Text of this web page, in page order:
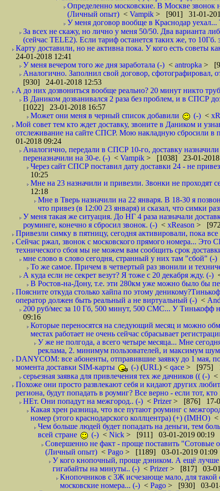
Определенно московские. В Москве звонок
(Личный опыт) < Vampik > [901] 31-01-
У меня договор вообще в Краснодар
За всех не скажу, но лично у меня 50/50. Два варианта
(сейчас TELE2). Если тариф останется таких же, то
Карту доставили, но не активна пока. У кого есть советы
24-01-2018 12:41
У меня вечером того же дня заработала (-) < antropka >
Аналогично. Заполнил свой договор,
[930] 24-01-2018 12:53
А до них дозвониться вообще реально? 20 минут никто
В Даником дозванивался 2 раза без проблем, и в СПСР
[1022] 23-01-2018 16:57
Может они меня в черный список добавили
(-) <
Мой совет тем кто ждет доставку, звоните в Даником и
отслеживание на сайте СПСР. Мою накладную сбросили
01-2018 09:24
Аналогично, передали в СПСР 10-го, доставку
переназначили на 30-е. (-) < Vampik > [1038] 23-01-2018
Через сайт СПСР поставил дату доставки 24 - не
10:25
Мне на 23 назначили и привезли. Звонки не
12:18
Мне в Тверь назначили на 22 января. В 18-30 я
что привез (в 12:00 23 января) и сказал, что симки
У меня такая же ситуация. До НГ 4 раза назначали
роуминге, конечно я сбросил звонок. (-) < xReason >
Привезли симку в пятницу, сегодня активировали, пока
Сейчас ржал, звонок с московского прямого номера... Это
технического сбоя мы не можем вам сообщить срок
мне слово в слово сегодня, странный у них там "сбой" (-)
То же самое. Причем в четвертый раз звонили и
А куда если не секрет везут? Я тоже с 20 декабря жду. (-)
В Ростов-на-Дону, т.е. эти 280км уже можно было бы
Поясните откуда столько хайпа по этому
оператор должен быть реальный а не виртуальный (-) <
200 руб/мес за 10 Гб, 500 минут, 500 СМС... У Тинькофф
09:16
Которые переносятся на следующий месяц и можно
местах работает не очень сейчас сбрасывает
У же не полгода, а всего четыре месяца... Мне
реклама, 2. минимум пользователей, и максимум
DANYCOM: все абоненты, отправившие заявку до 1 мая,
момента доставки SIM-карты
(-) (URL) < qace > [975]
серьезная заявка для привлечения тех же дачников (( (-) <
Похоже они просто развлекают себя и кидают других
региона, будут попадать в роумиг? Все верно - если тот,
НЕт. Они попадут на межгород.. (-) < Prizer> [876] 17-
Какая хрен разница, что все путают роуминг с
номер (этого краснодарского коллцентра) (+) (IMHO) <
Чем больше людей будет попадать на деньги, тем
всей стране
(-) < Nick > [911] 03-01-2019 00:19
Совершенно не факт - проще поставить "Сотовые
(Личный опыт) < Pago > [1189] 03-01-2019 01:09
У кого кнопочный, проще дэником. А ещё лучше
гигабайты на минуты.. (-) < Prizer> [817] 03-
Кнопочников с 3Ж исчезающе мало, для такой
московские номера... (-) < Pago > [930] 03-01-